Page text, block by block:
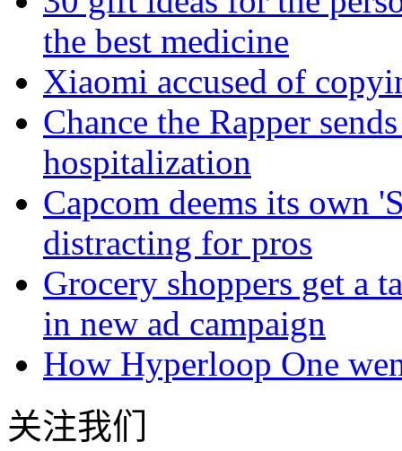
the best medicine
Xiaomi accused of
Chance the Rapper
hospitalization
Capcom deems its own
distracting for pros
Grocery shoppers get a
in new ad campaign
How Hyperloop One
关注我们